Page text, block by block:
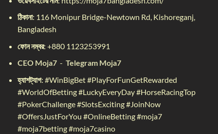
ঠিকানা: 116 Monipur Bridge-Newtown Rd, Kishoreganj,
Bangladesh
ফোন নম্বর: +880 1123253991
CEO Moja7- Telegram Moja7
হ্যাশট্যাগ: #WinBigBet #PlayForFunGetRewarded
#WorldOfBetting #LuckyEveryDay #HorseRacingTop
#PokerChallenge #SlotsExciting #JoinNow
#OffersJustForYou #OnlineBetting #moja7
#moja7betting #moja7casino